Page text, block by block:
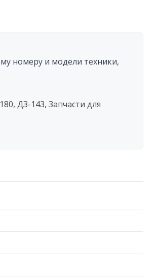
номеру и модели техники,
ДЗ-143, Запчасти для